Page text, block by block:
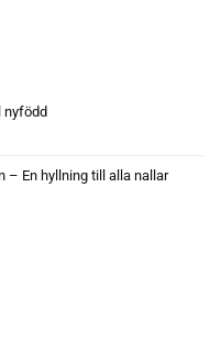
nyfödd
– En hyllning till alla nallar